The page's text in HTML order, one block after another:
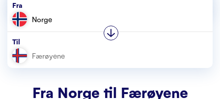
Mobilpriser
Stories
Kundeservice
Fra
Norge
Til
Fra Norge til Færøyene